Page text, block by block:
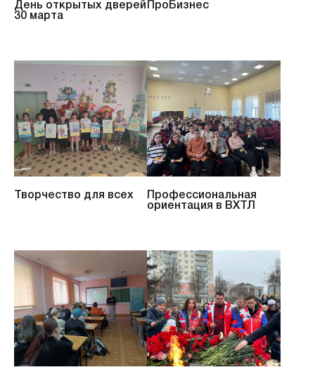
День открытых дверей
30 марта
ПроБизнес
Творчество для всех
Профессиональная
ориентация в ВХТЛ